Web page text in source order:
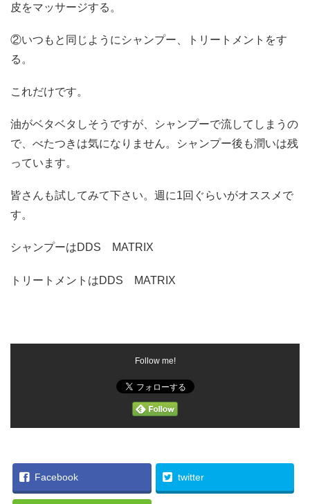
皮をマッサージする。
②いつもと同じようにシャンプー、トリートメントをす
る。
これだけです。
油がベタベタしそうですが、シャンプーで流してしまうの
で、べたつきは気になりません。シャンプー後も潤いは残
っています。
皆さんも試してみて下さい。週に1回ぐらいがオススメで
す。
シャンプーはDDS MATRIX
トリートメントはDDS MATRIX
Follow me!
Facebook twitter